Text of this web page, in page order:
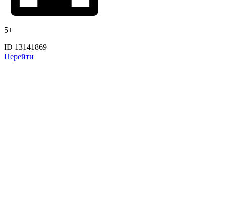
5+
ID 13141869
Перейти